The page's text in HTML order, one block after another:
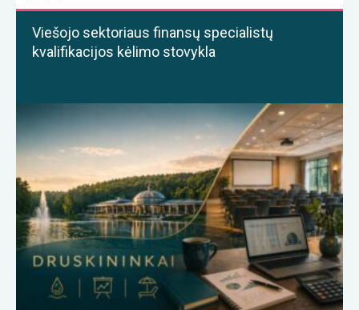
Viešojo sektoriaus finansų specialistų
kvalifikacijos kėlimo stovykla